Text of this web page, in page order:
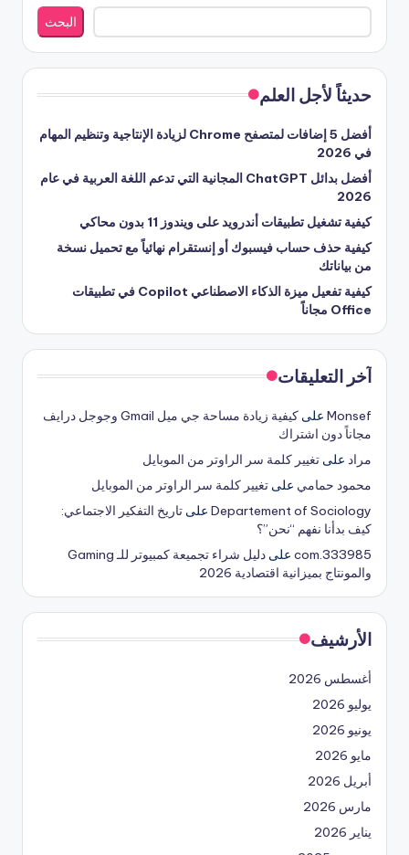
البحث
حديثاً لأجل العلم
أفضل 5 إضافات لمتصفح Chrome لزيادة الإنتاجية وتنظيم المهام
في 2026
أفضل بدائل ChatGPT المجانية التي تدعم اللغة العربية في عام
2026
كيفية تشغيل تطبيقات أندرويد على ويندوز 11 بدون محاكي
كيفية حذف حساب فيسبوك أو إنستقرام نهائياً مع تحميل نسخة
من بياناتك
كيفية تفعيل ميزة الذكاء الاصطناعي Copilot في تطبيقات
Office مجاناً
آخر التعليقات
Monsef على
كيفية زيادة مساحة جي ميل Gmail وجوجل درايف
مجاناً دون اشتراك
مراد على تغيير كلمة سر الراوتر من الموبايل
محمود حمامي على تغيير كلمة سر الراوتر من الموبايل
Departement of Sociology على تاريخ التفكير الاجتماعي:
كيف بدأنا نفهم “نحن”؟
333985.com
على
دليل شراء تجميعة كمبيوتر للـ Gaming
والمونتاج بميزانية اقتصادية 2026
الأرشيف
أغسطس 2026
يوليو 2026
يونيو 2026
مايو 2026
أبريل 2026
مارس 2026
يناير 2026